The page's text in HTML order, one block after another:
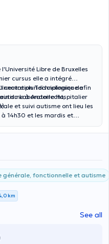
Libre de Bruxelles
cursus elle a intégré
Technologique afin
du Laboratoire Hospitalier
.
centre pluridisciplinaire de
à Anderlecht,
et suivi autisme ont lieu les
14h30 et les mardis et
générale, fonctionnelle et autisme
km
See all